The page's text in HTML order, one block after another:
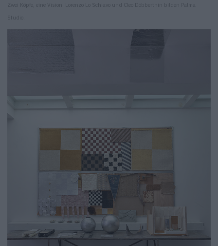
Zwei Köpfe, eine Vision: Lorenzo Lo Schiavo und Cleo Döbberthin bilden Palma
Studio.